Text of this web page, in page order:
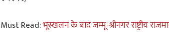
Must Read:भूस्खलन के बाद जम्मू-श्रीनगर राष्ट्रीय